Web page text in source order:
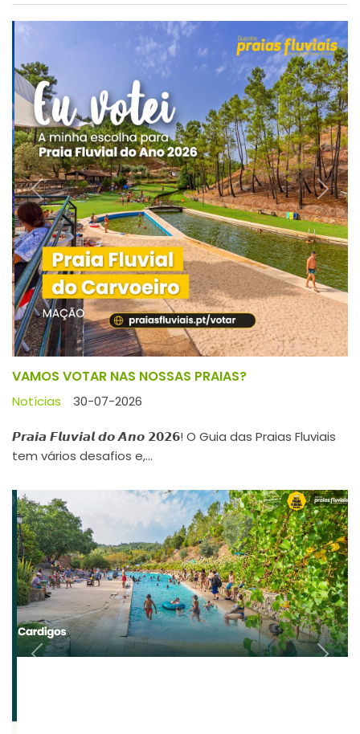
Previous Next
VAMOS VOTAR NAS NOSSAS PRAIAS?
Notícias 30-07-2026
𝙋𝙧𝙖𝙞𝙖 𝙁𝙡𝙪𝙫𝙞𝙖𝙡 𝙙𝙤 𝘼𝙣𝙤 𝟮𝟬𝟮𝟲! O Guia das Praias Fluviais
tem vários desafios e,...
Previous Next